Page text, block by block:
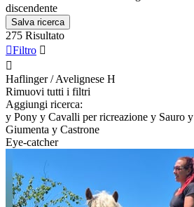
discendente
Salva ricerca
275 Risultato
Filtro 

Haflinger / Avelignese H
Rimuovi tutti i filtri
Aggiungi ricerca:
y Pony y Cavalli per ricreazione y Sauro y
Giumenta y Castrone
Eye-catcher